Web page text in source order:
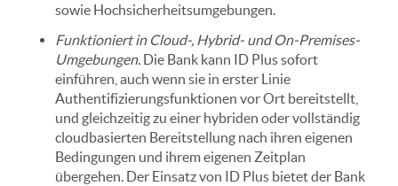
sowie Hochsicherheitsumgebungen.
Funktioniert in Cloud-, Hybrid- und On-Premises-
Umgebungen. Die Bank kann ID Plus sofort
einführen, auch wenn sie in erster Linie
Authentifizierungsfunktionen vor Ort bereitstellt,
und gleichzeitig zu einer hybriden oder vollständig
cloudbasierten Bereitstellung nach ihren eigenen
Bedingungen und ihrem eigenen Zeitplan
übergehen. Der Einsatz von ID Plus bietet der Bank